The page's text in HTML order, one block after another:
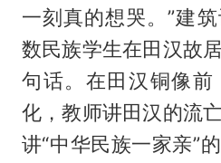
一刻真的想哭。”建
数民族学生在田汉故
句话。在田汉铜像
化，教师讲田汉的流
讲“中华民族一家亲”